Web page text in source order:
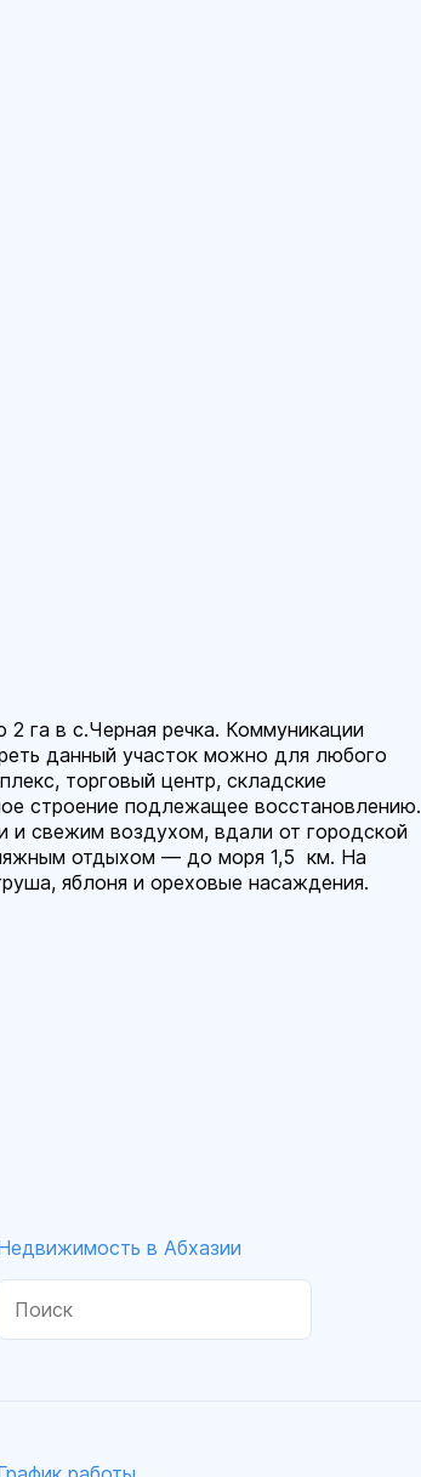
га в с.Черная речка. Коммуникации
данный участок можно для любого
торговый центр, складские
строение подлежащее восстановлению.
свежим воздухом, вдали от городской
отдыхом — до моря 1,5 км. На
яблоня и ореховые насаждения.
в Абхазии